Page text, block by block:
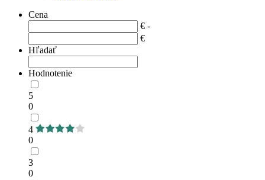
Cena
€ -
€
Hľadať
Hodnotenie
5
0
4
0
3
0